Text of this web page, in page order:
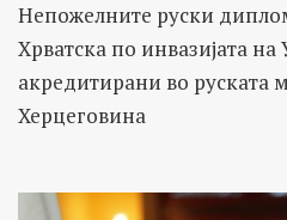
Непожелните руски
Хрватска по инвазијата на
акредитирани во руската
Херцеговина